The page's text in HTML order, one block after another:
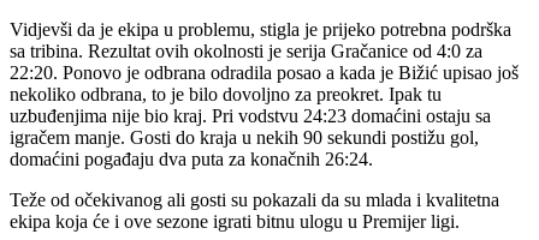
Vidjevši da je ekipa u problemu, stigla je prijeko potrebna podrška
sa tribina. Rezultat ovih okolnosti je serija Gračanice od 4:0 za
22:20. Ponovo je odbrana odradila posao a kada je Bižić upisao još
nekoliko odbrana, to je bilo dovoljno za preokret. Ipak tu
uzbuđenjima nije bio kraj. Pri vodstvu 24:23 domaćini ostaju sa
igračem manje. Gosti do kraja u nekih 90 sekundi postižu gol,
domaćini pogađaju dva puta za konačnih 26:24.
Teže od očekivanog ali gosti su pokazali da su mlada i kvalitetna
ekipa koja će i ove sezone igrati bitnu ulogu u Premijer ligi.